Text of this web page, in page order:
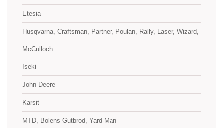
Etesia
Husqvarna, Craftsman, Partner, Poulan, Rally, Laser, Wizard,
McCulloch
Iseki
John Deere
Karsit
MTD, Bolens Gutbrod, Yard-Man